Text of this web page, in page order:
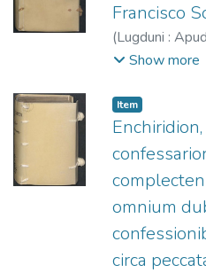
Francisco
(Lugduni :
Sonnius,
Show more
Item
omnium
circa